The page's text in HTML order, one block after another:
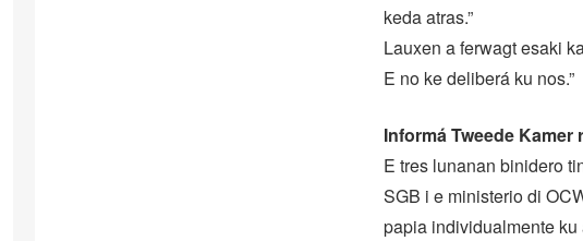
keda atras.”
Lauxen a ferwagt esaki
E no ke deliberá ku nos.”
Informá Tweede Kamer
E tres lunanan binidero
SGB i e ministerio di
papia individualmente